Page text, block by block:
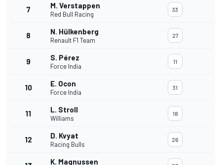
7 M. Verstappen
Red Bull Racing
33
8 N. Hülkenberg
Renault F1 Team
27
9 S. Pérez
Force India
11
10 E. Ocon
Force India
31
11 L. Stroll
Williams
18
12 D. Kvyat
Racing Bulls
26
K. Magnussen